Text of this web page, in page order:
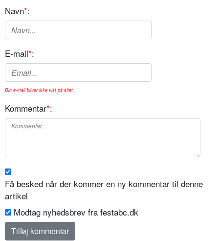
Navn*:
E-mail*:
Din e-mail bliver ikke vist på sitet.
Kommentar*:
Få besked når der kommer en ny kommentar til denne
artikel
Modtag nyhedsbrev fra festabc.dk